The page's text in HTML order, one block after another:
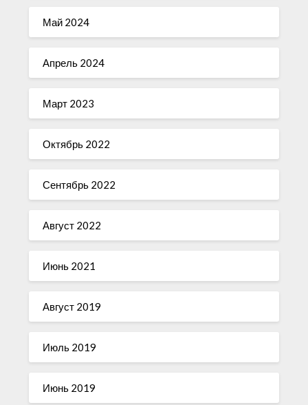
Май 2024
Апрель 2024
Март 2023
Октябрь 2022
Сентябрь 2022
Август 2022
Июнь 2021
Август 2019
Июль 2019
Июнь 2019